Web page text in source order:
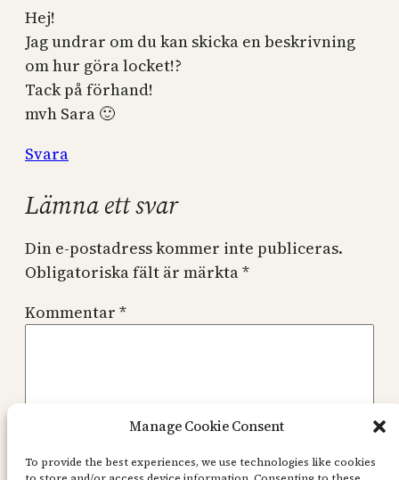
Manage Cookie Consent
To provide the best experiences, we use technologies like cookies
Hej!
Jag undrar om du kan skicka en beskrivning
om hur göra locket!?
Tack på förhand!
mvh Sara 🙂
Svara
Lämna ett svar
Din e-postadress kommer inte publiceras.
Obligatoriska fält är märkta*
Kommentar *
Namn*